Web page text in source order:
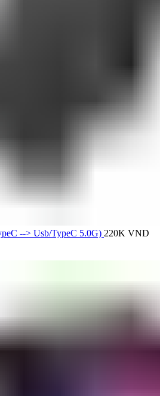
--> Usb/TypeC 5.0G) 220K VND